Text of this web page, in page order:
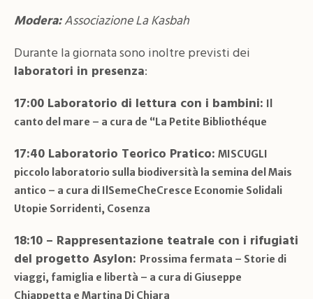
Modera:Associazione La Kasbah
Durante la giornata sono inoltre previsti dei
laboratori in presenza:
17:00 Laboratorio di lettura con i bambini: Il
canto del mare – a cura de “La Petite Bibliothéque
17:40 Laboratorio Teorico Pratico: MISCUGLI
piccolo laboratorio sulla biodiversità la semina del Mais
antico – a cura di IlSemeCheCresce Economie Solidali
Utopie Sorridenti, Cosenza
18:10 – Rappresentazione teatrale con i rifugiati
del progetto Asylon: Prossima fermata – Storie di
viaggi, famiglia e libertà – a cura di Giuseppe
Chiappetta e Martina Di Chiara